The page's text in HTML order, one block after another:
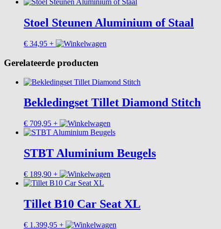
Stoel Steunen Aluminium of Staal
€ 34,95 +
variaties.
Deze
optie
kan
worden
op
productpagina
Gerelateerde producten
Bekledingset Tillet Diamond Stitch
€ 709,95 +
product
meerdere
variaties.
optie
worden
op
STBT Aluminium Beugels
€ 189,90 +
Tillet B10 Car Seat XL
€ 1.399,95 +